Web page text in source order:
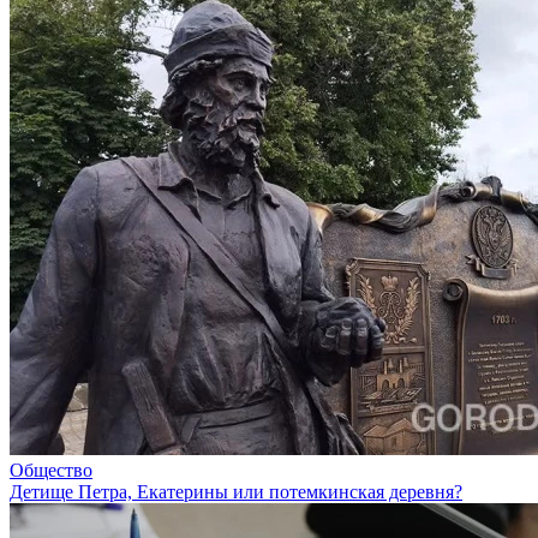
Общество
Детище Петра, Екатерины или потемкинская деревня?